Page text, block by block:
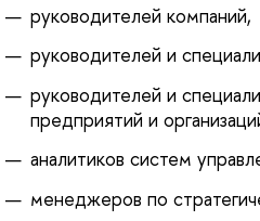
руководителей компаний,
руководителей и
руководителей и
предприятий и
аналитиков систем
менеджеров по